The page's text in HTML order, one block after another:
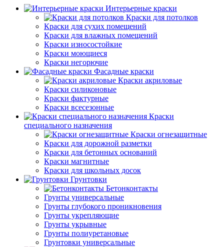
Интерьерные краски
Краски для потолков
Краски для сухих помещений
Краски для влажных помещений
Краски износостойкие
Краски моющиеся
Краски негорючие
Фасадные краски
Краски акриловые
Краски силиконовые
Краски фактурные
Краски всесезонные
Краски
специального назначения
Краски огнезащитные
Краски для дорожной разметки
Краски для бетонных оснований
Краски магнитные
Краски для школьных досок
Грунтовки
Бетонконтакты
Грунты универсальные
Грунты глубокого проникновения
Грунты укрепляющие
Грунты укрывные
Грунты полиуретановые
Грунтовки универсальные